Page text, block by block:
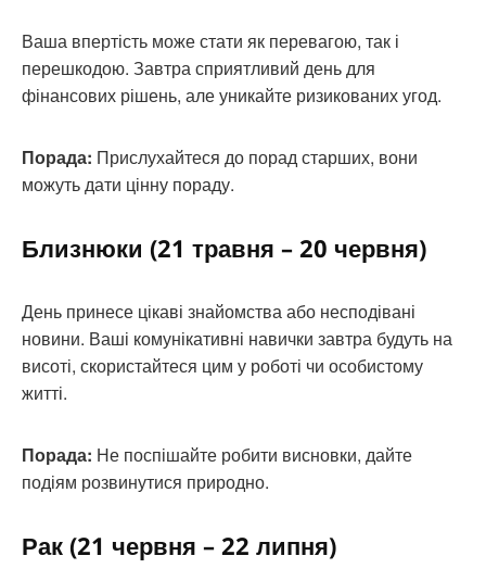
Ваша впертість може стати як перевагою, так і
перешкодою. Завтра сприятливий день для
фінансових рішень, але уникайте ризикованих угод.
Порада: Прислухайтеся до порад старших, вони
можуть дати цінну пораду.
Близнюки (21 травня – 20 червня)
День принесе цікаві знайомства або несподівані
новини. Ваші комунікативні навички завтра будуть на
висоті, скористайтеся цим у роботі чи особистому
житті.
Порада: Не поспішайте робити висновки, дайте
подіям розвинутися природно.
Рак (21 червня – 22 липня)